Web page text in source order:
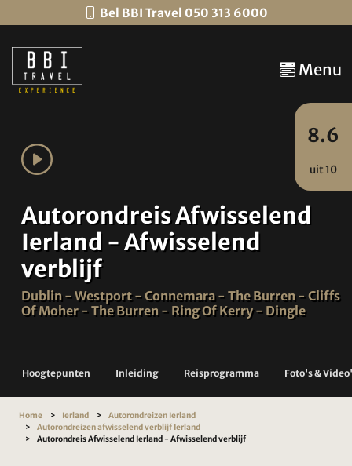
Bel BBI Travel 050 313 6000
Menu
8.6
uit 10
Autorondreis Afwisselend
Ierland - Afwisselend
verblijf
Dublin - Westport - Connemara - The Burren - Cliffs
Of Moher - The Burren - Ring Of Kerry - Dingle
Hoogtepunten Inleiding Reisprogramma Foto's &
Home Ierland
Autorondreizen Ierland
Autorondreizen afwisselend verblijf Ierland
Autorondreis Afwisselend Ierland - Afwisselend verblijf